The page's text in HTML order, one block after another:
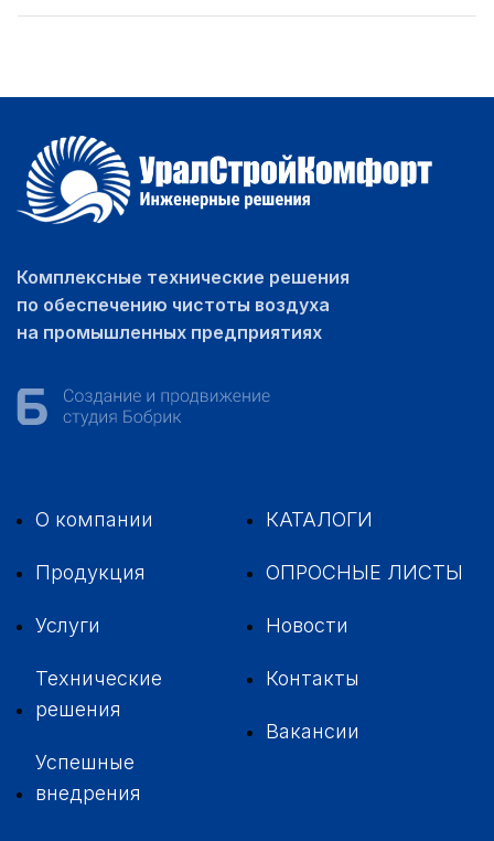
Комплексные технические решения
по обеспечению чистоты воздуха
на промышленных предприятиях
О компании
Продукция
Услуги
Технические
решения
Успешные
внедрения
КАТАЛОГИ
ОПРОСНЫЕ ЛИСТЫ
Новости
Контакты
Вакансии